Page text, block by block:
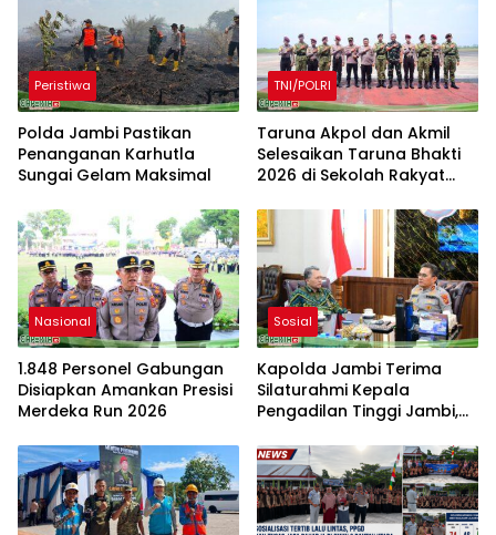
Peristiwa
Polda Jambi Pastikan
Penanganan Karhutla
Sungai Gelam Maksimal
TNI/POLRI
Taruna Akpol dan Akmil
Selesaikan Taruna Bhakti
2026 di Sekolah Rakyat
Berlangsung Aman dan
Lancar
Nasional
1.848 Personel Gabungan
Disiapkan Amankan Presisi
Merdeka Run 2026
Sosial
Kapolda Jambi Terima
Silaturahmi Kepala
Pengadilan Tinggi Jambi,
Lembaga Penegak Hukum